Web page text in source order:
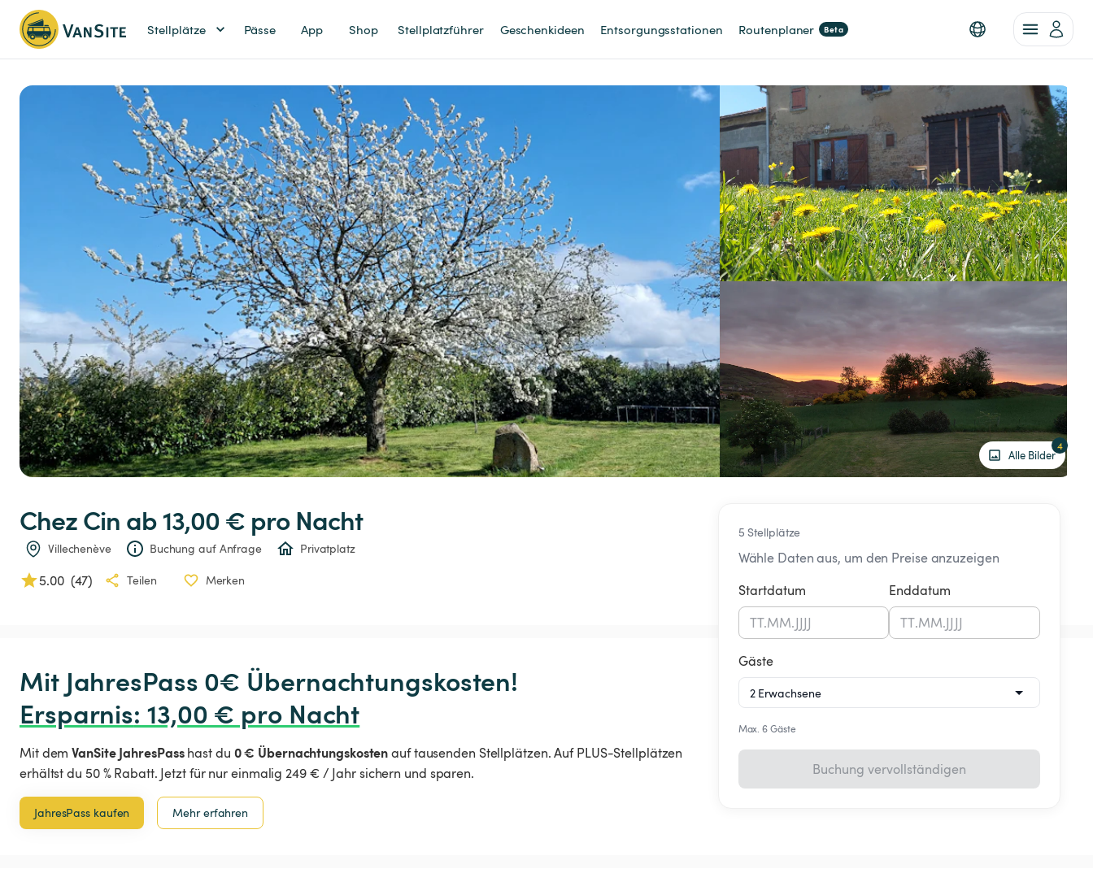
Stellplätze Pässe App Shop Stellplatzführer Geschenkideen Entsorgungsstationen Routenplaner Beta
Alle Bilder
4
ChezCin ab 13,00 € pro Nacht
Villechenève Buchung auf Anfrage Privatplatz
5.00 (47) Teilen Merken
5 Stellplätze
Wähle Daten aus, um den Preise anzuzeigen
Startdatum
TT.MM.JJJJ
Enddatum
TT.MM.JJJJ
Gäste
Max. 6 Gäste
Buchung vervollständigen
Ersparnis: 13,00 € pro Nacht
Mit demVanSite JahresPasshast du 0 € Übernachtungskostenauf tausenden Stellplätzen. Auf PLUS-Stellplätzen
erhältst du 50 % Rabatt. Jetzt für nur einmalig 249 € / Jahr sichern und sparen.
JahresPass kaufen Mehr erfahren